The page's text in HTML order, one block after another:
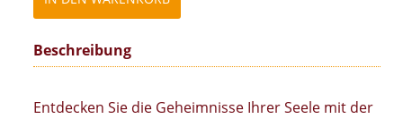
Beschreibung
Entdecken Sie die Geheimnisse Ihrer Seele mit der